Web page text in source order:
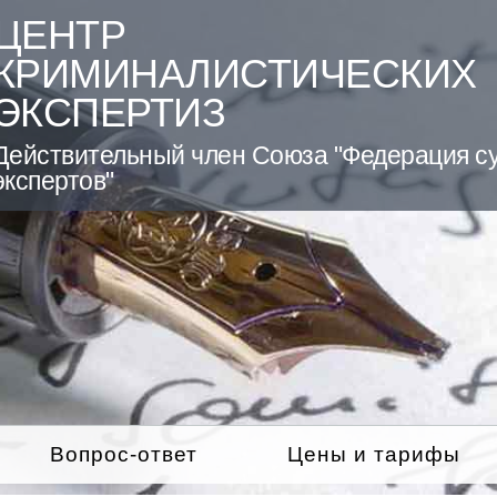
член Союза "Федерация
Вопрос-ответ Цены и тарифы